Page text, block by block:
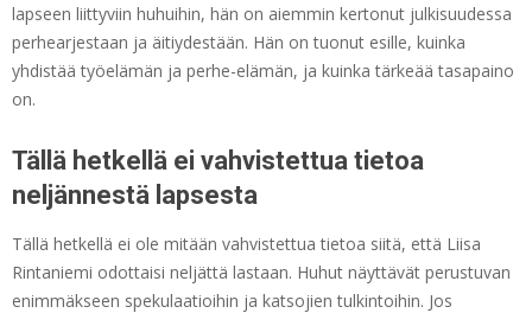
lapseen liittyviin huhuihin, hän on aiemmin kertonut julkisuudessa
perhearjestaan ja äitiydestään. Hän on tuonut esille, kuinka
yhdistää työelämän ja perhe-elämän, ja kuinka tärkeää tasapaino
on.
Tällä hetkellä ei vahvistettua tietoa
neljännestä lapsesta
Tällä hetkellä ei ole mitään vahvistettua tietoa siitä, että Liisa
Rintaniemi odottaisi neljättä lastaan. Huhut näyttävät perustuvan
enimmäkseen spekulaatioihin ja katsojien tulkintoihin. Jos